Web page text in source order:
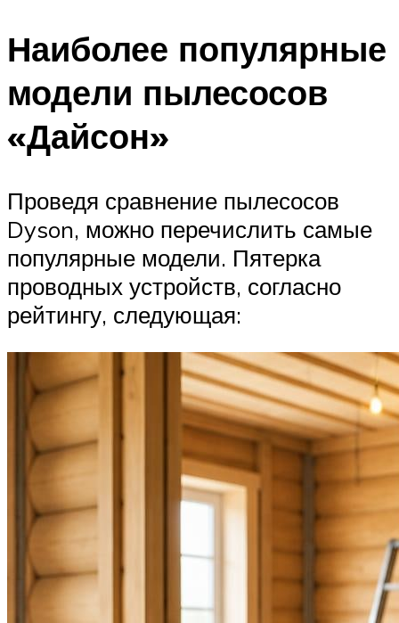
Наиболее популярные
модели пылесосов
«Дайсон»
Проведя сравнение пылесосов
Dyson, можно перечислить самые
популярные модели. Пятерка
проводных устройств, согласно
рейтингу, следующая: